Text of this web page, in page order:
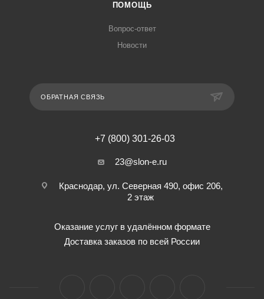
ПОМОЩЬ
Вопрос-ответ
Новости
ОБРАТНАЯ СВЯЗЬ
+7 (800) 301-26-03
23@slon-e.ru
Краснодар, ул. Северная 490, офис 206,
2 этаж
Оказание услуг в удалённом формате
Доставка заказов по всей России